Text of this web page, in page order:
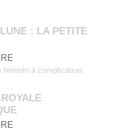
: LA PETITE
féminin à complication.